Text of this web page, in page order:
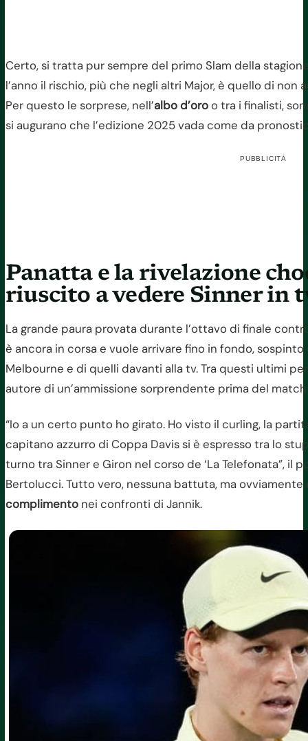
Certo, si tratta pur sempre del primo Slam della
l’anno il rischio, più che negli altri Major, è quello di
Per questo le sorprese, nell’albo d’oroo tra i finalisti,
si augurano che l’edizione 2025 vada come da
PUBBLICITÀ
Panatta e la rivelazione
riuscito a vedere Sinner in
La grande paura provata durante l’ottavo di finale
è ancora in corsa e vuole arrivare fino in fondo,
Melbourne e di quelli davanti alla tv. Tra questi ultimi
autore di un’ammissione sorprendente prima del
“Io a un certo punto ho girato. Ho visto il curling, la
capitano azzurro di Coppa Davis si è espresso tra lo
turno tra Sinner e Giron nel corso de ‘La Telefonata”, il
Bertolucci. Tutto vero, nessuna battuta, ma
complimento nei confronti di Jannik.